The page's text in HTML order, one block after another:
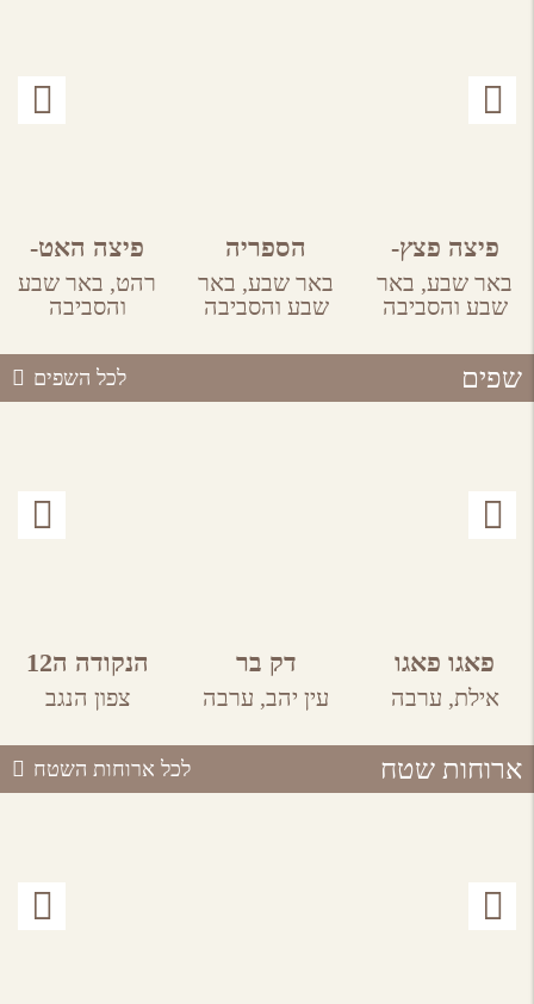
פיצה פצץ-
באר שבע
באר שבע, באר
שבע והסביבה
הספריה
באר שבע, באר
שבע והסביבה
פיצה האט-
רהט רהט, באר שבע
והסביבה
שפים לכל השפים
פאגו פאגו
אילת, ערבה
דק בר
עין יהב, ערבה
הנקודה ה12
צפון הנגב
ארוחות שטח לכל ארוחות השטח